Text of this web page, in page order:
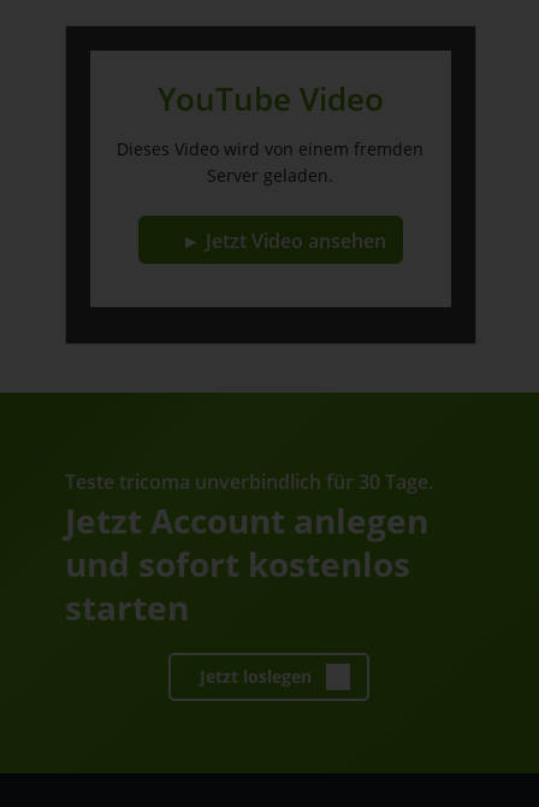
YouTube Video
Dieses Video wird von einem fremden
Server geladen.
► Jetzt Video ansehen
Teste tricoma unverbindlich für 30 Tage.
Jetzt Account anlegen
und sofort kostenlos
starten
Jetzt loslegen